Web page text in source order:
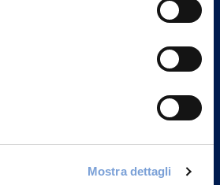
Mostra dettagli